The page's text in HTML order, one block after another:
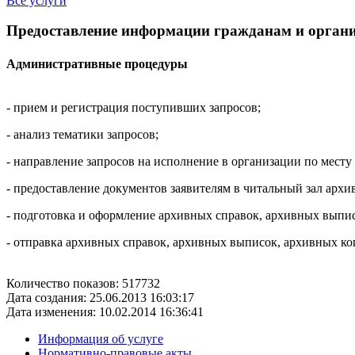
Предоставление информации гражданам и
Административные процедуры
- прием и регистрация поступивших запросов;
- анализ тематики запросов;
- направление запросов на исполнение в организации по
- предоставление документов заявителям в читальный зал
- подготовка и оформление архивных справок, архивных
- отправка архивных справок, архивных выписок, архивных
Количество показов: 517732
Дата создания: 25.06.2013 16:03:17
Дата изменения: 10.02.2014 16:36:41
Информация об услуге